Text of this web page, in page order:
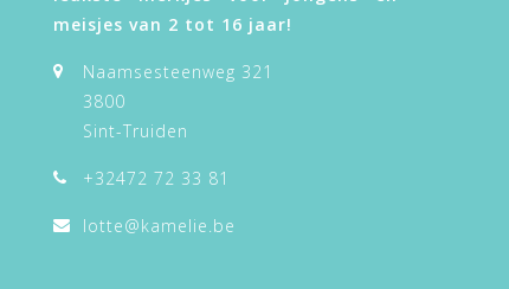
meisjes van 2 tot 16 jaar!
Naamsesteenweg 321
3800
Sint-Truiden
+32472 72 33 81
lotte@kamelie.be